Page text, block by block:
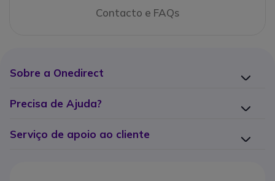
Contacto e FAQs
Sobre a Onedirect
Precisa de Ajuda?
Serviço de apoio ao cliente